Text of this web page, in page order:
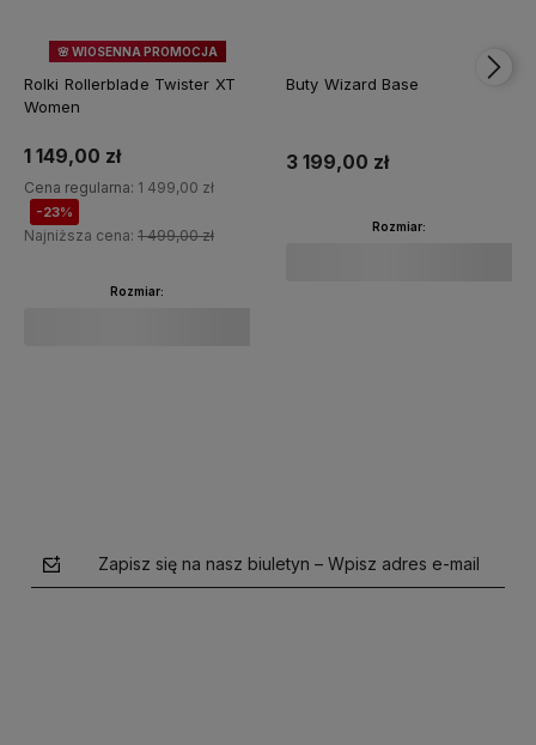
🌸 WIOSENNA PROMOCJA
Rolki Rollerblade Twister XT
Women
1 149,00 zł
Cena regularna: 1 499,00 zł
-23%
Najniższa cena: 1 499,00 zł
Rozmiar:
Buty Wizard Base
3 199,00 zł
Rozmiar:
Zapisz się na nasz biuletyn – Wpisz adres e-mail